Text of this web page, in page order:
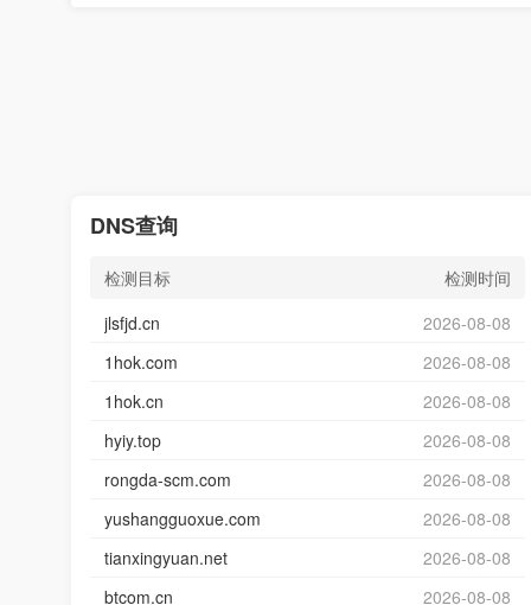
DNS查询
检测目标
检测时间
jlsfjd.cn
2026-08-08
1hok.com
2026-08-08
1hok.cn
2026-08-08
hyiy.top
2026-08-08
rongda-scm.com
2026-08-08
yushangguoxue.com
2026-08-08
tianxingyuan.net
2026-08-08
btcom.cn
2026-08-08